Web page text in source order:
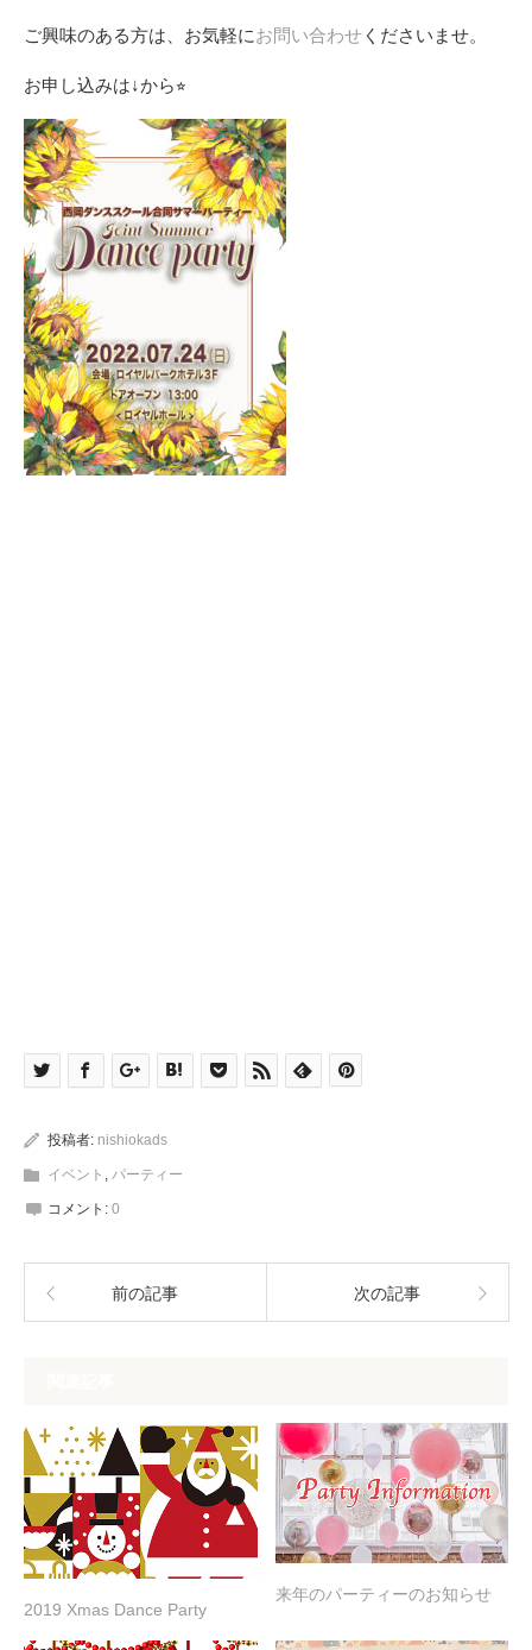
ご興味のある方は、お気軽にお問い合わせ くださいませ。
お申し込みは↓から⭐︎
投稿者: nishiokads
イベント パーティー
コメント: 0
前の記事 次の記事
2019 Xmas Dance Party
来年のパーティーのお知らせ